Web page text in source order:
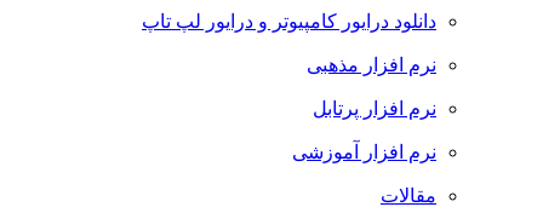
دانلود درایور کامپیوتر و درایور لپ تاپ
نرم افزار مذهبی
نرم افزار پرتابل
نرم افزار آموزشی
مقالات